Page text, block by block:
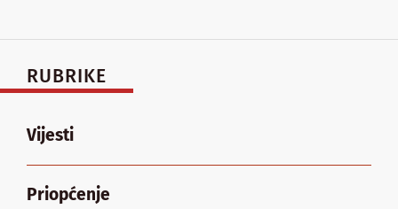
RUBRIKE
Vijesti
Priopćenje